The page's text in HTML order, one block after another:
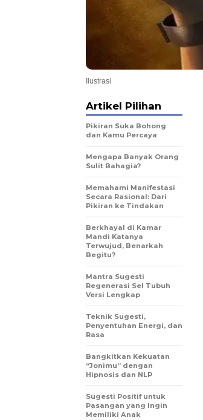
Ilustrasi
Artikel Pilihan
Pikiran Suka Bohong
dan Kamu Percaya
Mengapa Banyak Orang
Sulit Bahagia?
Memahami Manifestasi
Secara Rasional: Dari
Pikiran ke Tindakan
Berkhayal di Kamar
Mandi Katanya
Terwujud, Benarkah
Begitu?
Mantra Sugesti
Regenerasi Sel Tubuh
Versi Lengkap
Teknik Sugesti,
Penyentuhan Energi, dan
Rasa
Bangkitkan Kekuatan
“Jonimu” dengan
Hipnosis dan NLP
Sugesti Positif untuk
Pasangan yang Ingin
Memiliki Anak